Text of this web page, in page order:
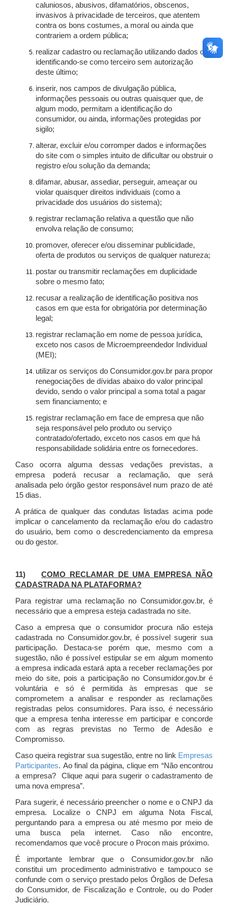
caluniosos, abusivos, difamatórios, obscenos,
invasivos à privacidade de terceiros, que atentem
contra os bons costumes, a moral ou ainda que
contrariem a ordem pública;
realizar cadastro ou reclamação utilizando dados ou
identificando-se como terceiro sem autorização
deste último;
inserir, nos campos de divulgação pública,
informações pessoais ou outras quaisquer que, de
algum modo, permitam a identificação do
consumidor, ou ainda, informações protegidas por
sigilo;
alterar, excluir e/ou corromper dados e informações
do site com o simples intuito de dificultar ou obstruir o
registro e/ou solução da demanda;
difamar, abusar, assediar, perseguir, ameaçar ou
violar quaisquer direitos individuais (como a
privacidade dos usuários do sistema);
registrar reclamação relativa a questão que não
envolva relação de consumo;
promover, oferecer e/ou disseminar publicidade,
oferta de produtos ou serviços de qualquer natureza;
postar ou transmitir reclamações em duplicidade
sobre o mesmo fato;
recusar a realização de identificação positiva nos
casos em que esta for obrigatória por determinação
legal;
registrar reclamação em nome de pessoa jurídica,
exceto nos casos de Microempreendedor Individual
(MEI);
utilizar os serviços do Consumidor.gov.br para propor
renegociações de dívidas abaixo do valor principal
devido, sendo o valor principal a soma total a pagar
sem financiamento; e
registrar reclamação em face de empresa que não
seja responsável pelo produto ou serviço
contratado/ofertado, exceto nos casos em que há
responsabilidade solidária entre os fornecedores.
Caso ocorra alguma dessas vedações previstas, a
empresa poderá recusar a reclamação, que será
analisada pelo órgão gestor responsável num prazo de até
15 dias.
A prática de qualquer das condutas listadas acima pode
implicar o cancelamento da reclamação e/ou do cadastro
do usuário, bem como o descredenciamento da empresa
ou do gestor.
11)COMO RECLAMAR DE UMA EMPRESA NÃO
CADASTRADA NA PLATAFORMA?
Para registrar uma reclamação no Consumidor.gov.br, é
necessário que a empresa esteja cadastrada no site.
Caso a empresa que o consumidor procura não esteja
cadastrada no Consumidor.gov.br, é possível sugerir sua
participação. Destaca-se porém que, mesmo com a
sugestão, não é possível estipular se em algum momento
a empresa indicada estará apta a receber reclamações por
meio do site, pois a participação no Consumidor.gov.br é
voluntária e só é permitida às empresas que se
comprometem a analisar e responder as reclamações
registradas pelos consumidores. Para isso, é necessário
que a empresa tenha interesse em participar e concorde
com as regras previstas no Termo de Adesão e
Compromisso.
Caso queira registrar sua sugestão, entre no link Empresas
Participantes. Ao final da página, clique em “Não encontrou
a empresa? Clique aqui para sugerir o cadastramento de
uma nova empresa”.
Para sugerir, é necessário preencher o nome e o CNPJ da
empresa. Localize o CNPJ em alguma Nota Fiscal,
perguntando para a empresa ou até mesmo por meio de
uma busca pela internet. Caso não encontre,
recomendamos que você procure o Procon mais próximo.
É importante lembrar que o Consumidor.gov.br não
constitui um procedimento administrativo e tampouco se
confunde com o serviço prestado pelos Órgãos de Defesa
do Consumidor, de Fiscalização e Controle, ou do Poder
Judiciário.